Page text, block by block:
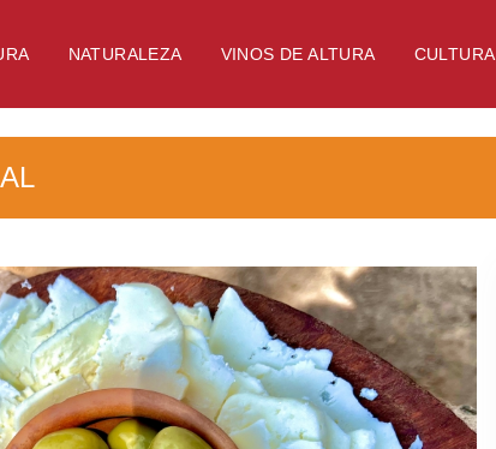
NATURALEZA VINOS DE ALTURA CULTURA